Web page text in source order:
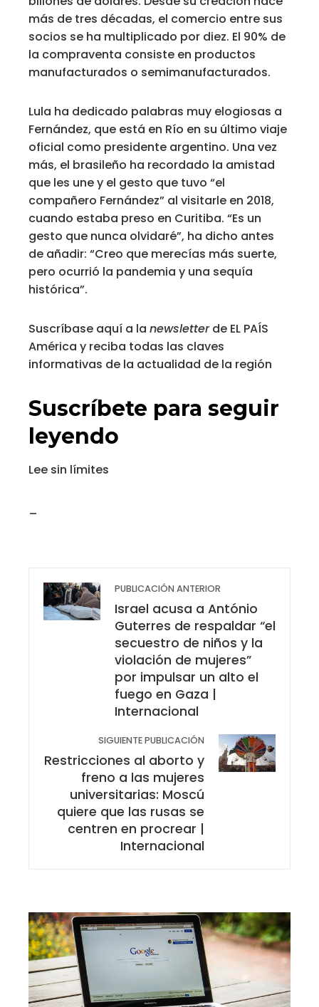
más de tres décadas, el comercio entre sus
socios se ha multiplicado por diez. El 90% de
la compraventa consiste en productos
manufacturados o semimanufacturados.
Lula ha dedicado palabras muy elogiosas a
Fernández, que está en Río en su último viaje
oficial como presidente argentino. Una vez
más, el brasileño ha recordado la amistad
que les une y el gesto que tuvo “el
compañero Fernández” al visitarle en 2018,
cuando estaba preso en Curitiba. “Es un
gesto que nunca olvidaré”, ha dicho antes
de añadir: “Creo que merecías más suerte,
pero ocurrió la pandemia y una sequía
histórica”.
Suscríbase aquí a la newsletterde EL PAÍS
América y reciba todas las claves
informativas de la actualidad de la región
Suscríbete para seguir
leyendo
Lee sin límites
_
PUBLICACIÓN ANTERIOR
Israel acusa a António
Guterres de respaldar “el
secuestro de niños y la
violación de mujeres”
por impulsar un alto el
fuego en Gaza |
Internacional
SIGUIENTE PUBLICACIÓN
Restricciones al aborto y
freno a las mujeres
universitarias: Moscú
quiere que las rusas se
centren en procrear |
Internacional